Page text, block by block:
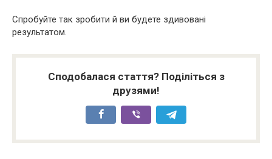
Спробуйте так зробити й ви будете здивовані
результатом.
Сподобалася стаття? Поділіться з
друзями!